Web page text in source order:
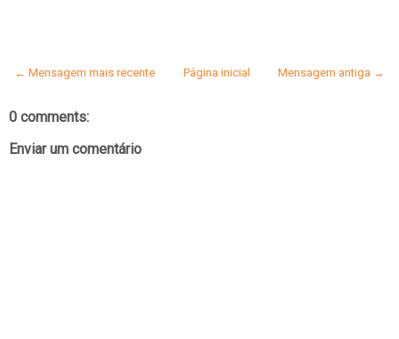
← Mensagem mais recente Mensagem antiga →
Página inicial
0 comments:
Enviar um comentário